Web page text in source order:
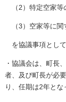
（2）特定空家等
（3）空家等に関
を協議事項として
・協議会は、町長
者、及び町長が必
り、任期は2年とな